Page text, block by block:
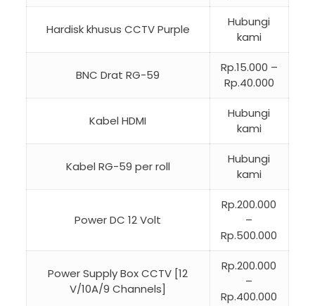
Hardisk khusus CCTV Purple
Hubungi
kami
BNC Drat RG-59
Rp.15.000 –
Rp.40.000
Kabel HDMI
Hubungi
kami
Kabel RG-59 per roll
Hubungi
kami
Power DC 12 Volt
Rp.200.000
–
Rp.500.000
Power Supply Box CCTV [12
V/10A/9 Channels]
Rp.200.000
–
Rp.400.000